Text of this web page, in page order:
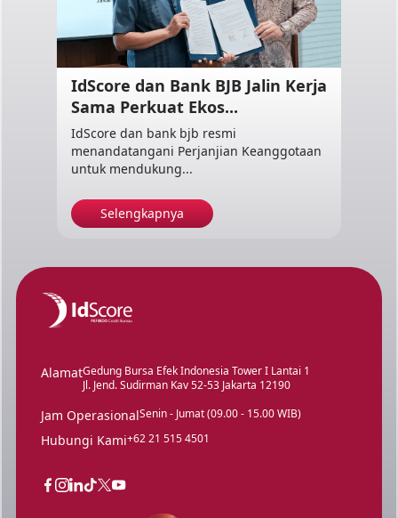
IdScore dan Bank BJB Jalin Kerja
Sama Perkuat Ekos...
IdScore dan bank bjb resmi
menandatangani Perjanjian Keanggotaan
untuk mendukung...
Selengkapnya
AlamatGedung Bursa Efek Indonesia Tower I Lantai 1
Jl. Jend. Sudirman Kav 52-53 Jakarta 12190
Jam OperasionalSenin - Jumat (09.00 - 15.00 WIB)
Hubungi Kami+62 21 515 4501